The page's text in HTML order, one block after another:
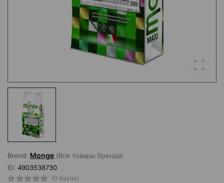
Brend: Monge (Все товары бренда)
ID: 4903538730
(0 Rəylər)